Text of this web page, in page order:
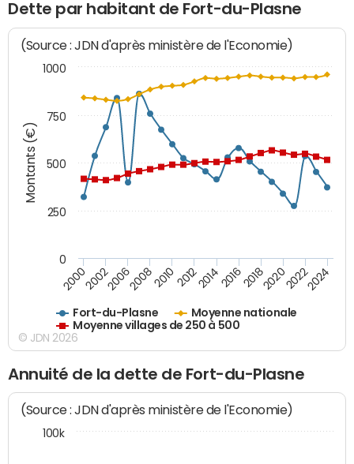
Dette par habitant de Fort-du-Plasne
Montants (€)
(Source : JDN d'après ministère de l'Economie)
Fort-du-Plasne
Moyenne nationale
Moyenne villages de 250 à 500
200020022006200820102012201420162018202020222024
1000
0
250
500
750
© JDN 2026
Annuité de la dette de Fort-du-Plasne
(Source : JDN d'après ministère de l'Economie)
100k